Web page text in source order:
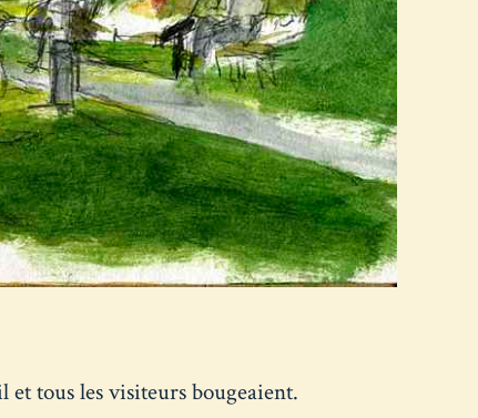
et tous les visiteurs bougeaient.